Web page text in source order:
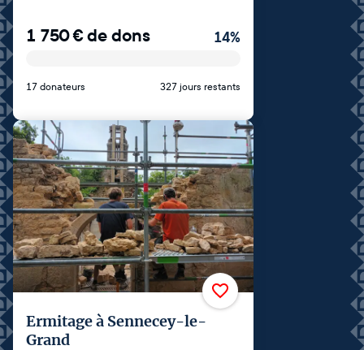
1 750€de dons 14%
17 donateurs 327 jours restants
Ermitage à Sennecey-le-
Grand